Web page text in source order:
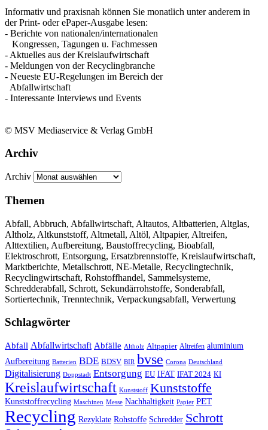
Informativ und praxisnah können Sie monatlich unter anderem in
der Print- oder ePaper-Ausgabe lesen:
- Berichte von nationalen/internationalen
Kongressen, Tagungen u. Fachmessen
- Aktuelles aus der Kreislaufwirtschaft
- Meldungen von der Recyclingbranche
- Neueste EU-Regelungen im Bereich der
Abfallwirtschaft
- Interessante Interviews und Events
© MSV Mediaservice & Verlag GmbH
Archiv
Archiv
Themen
Abfall, Abbruch, Abfallwirtschaft, Altautos, Altbatterien, Altglas,
Altholz, Altkunststoff, Altmetall, Altöl, Altpapier, Altreifen,
Alttextilien, Aufbereitung, Baustoffrecycling, Bioabfall,
Elektroschrott, Entsorgung, Ersatzbrennstoffe, Kreislaufwirtschaft,
Marktberichte, Metallschrott, NE-Metalle, Recyclingtechnik,
Recyclingwirtschaft, Rohstoffhandel, Sammelsysteme,
Schredderabfall, Schrott, Sekundärrohstoffe, Sonderabfall,
Sortiertechnik, Trenntechnik, Verpackungsabfall, Verwertung
Schlagwörter
Abfall Abfallwirtschaft Abfälle Altholz Altpapier Altreifen aluminium
Aufbereitung Batterien BDE BDSV BIR bvse Corona Deutschland
Digitalisierung Doppstadt Entsorgung EU IFAT IFAT 2024 KI
Kreislaufwirtschaft Kunststoff Kunststoffe
Kunststoffrecycling Maschinen Messe Nachhaltigkeit Papier PET
Recycling Rezyklate Rohstoffe Schredder Schrott